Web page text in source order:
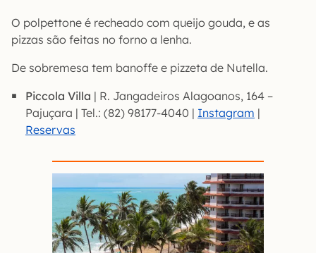
O polpettone é recheado com queijo gouda, e as
pizzas são feitas no forno a lenha.
De sobremesa tem banoffe e pizzeta de Nutella.
Piccola Villa | R. Jangadeiros Alagoanos, 164 –
Pajuçara | Tel.: (82) 98177-4040 | Instagram |
Reservas